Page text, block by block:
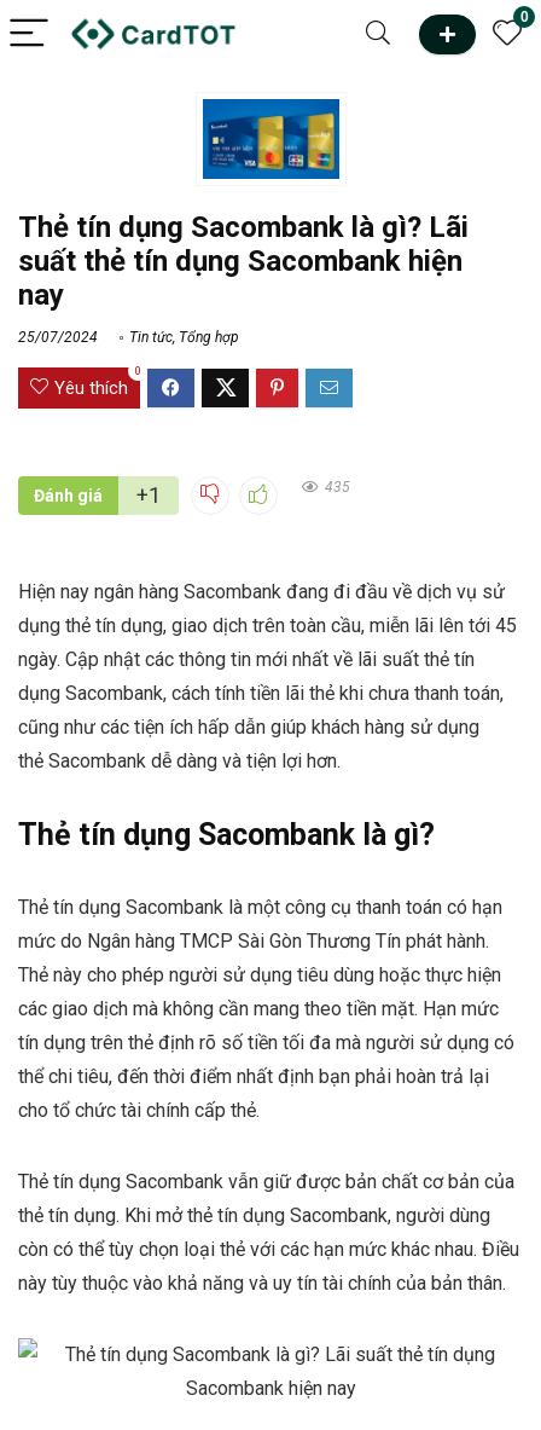
0
Thẻ tín dụng Sacombank là gì? Lãi
suất thẻ tín dụng Sacombank hiện
nay
25/07/2024 Tin tức Tổng hợp
Yêu thích
0
Đánh giá +1 435
Hiện nay ngân hàng Sacombank đang đi đầu về dịch vụ sử
dụng thẻ tín dụng, giao dịch trên toàn cầu, miễn lãi lên tới 45
ngày. Cập nhật các thông tin mới nhất về lãi suất thẻ tín
dụng Sacombank, cách tính tiền lãi thẻ khi chưa thanh toán,
cũng như các tiện ích hấp dẫn giúp khách hàng sử dụng
thẻ Sacombank dễ dàng và tiện lợi hơn.
Thẻ tín dụng Sacombank là gì?
Thẻ tín dụng Sacombank là một công cụ thanh toán có hạn
mức do Ngân hàng TMCP Sài Gòn Thương Tín phát hành.
Thẻ này cho phép người sử dụng tiêu dùng hoặc thực hiện
các giao dịch mà không cần mang theo tiền mặt. Hạn mức
tín dụng trên thẻ định rõ số tiền tối đa mà người sử dụng có
thể chi tiêu, đến thời điểm nhất định bạn phải hoàn trả lại
cho tổ chức tài chính cấp thẻ.
Thẻ tín dụng Sacombank vẫn giữ được bản chất cơ bản của
thẻ tín dụng. Khi mở thẻ tín dụng Sacombank, người dùng
còn có thể tùy chọn loại thẻ với các hạn mức khác nhau. Điều
này tùy thuộc vào khả năng và uy tín tài chính của bản thân.